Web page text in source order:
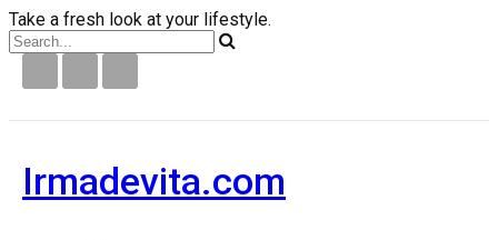
Take a fresh look at your lifestyle.
Irmadevita.com